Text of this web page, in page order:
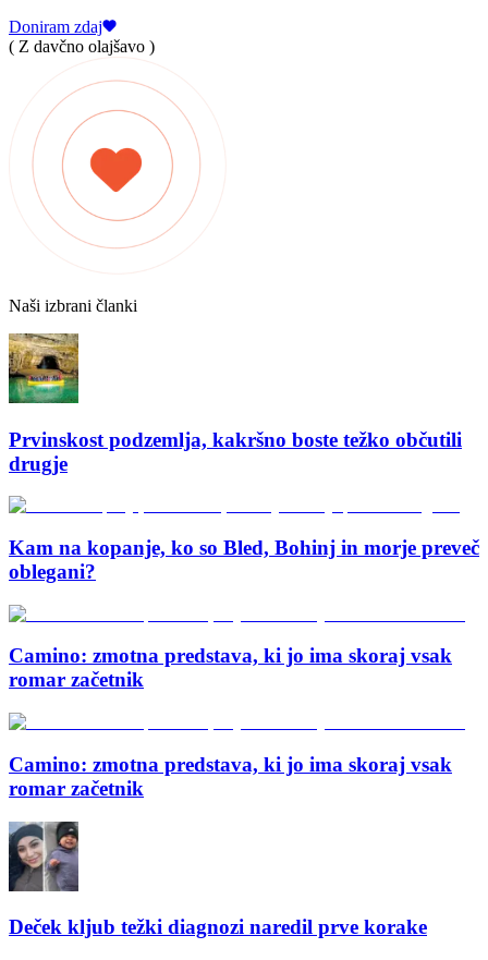
Doniram zdaj
( Z davčno olajšavo )
Naši izbrani članki
Prvinskost podzemlja, kakršno boste težko občutili
drugje
Kam na kopanje, ko so Bled, Bohinj in morje preveč
oblegani?
Camino: zmotna predstava, ki jo ima skoraj vsak
romar začetnik
Camino: zmotna predstava, ki jo ima skoraj vsak
romar začetnik
Deček kljub težki diagnozi naredil prve korake